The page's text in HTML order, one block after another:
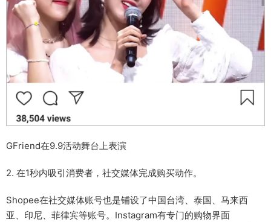
GFriend在9.9活动舞台上表演
2. 在1秒内吸引消费者，社交媒体完成购买动作。
Shopee在社交媒体账号也是铺设了中国台湾、泰国、马来西
亚、印尼、菲律宾等账号。Instagram有专门的购物界面